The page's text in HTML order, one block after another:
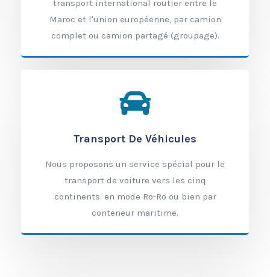
transport international routier entre le
Maroc et l'union européenne, par camion
complet ou camion partagé (groupage).
Transport De Véhicules
Nous proposons un service spécial pour le
transport de voiture vers les cinq
continents. en mode Ro-Ro ou bien par
conteneur maritime.